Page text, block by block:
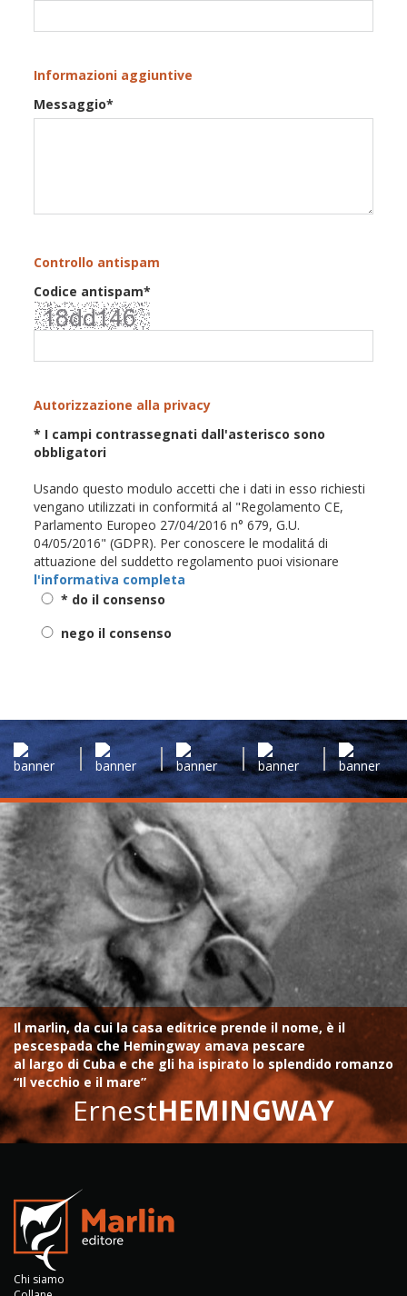
Informazioni aggiuntive
Messaggio*
Controllo antispam
Codice antispam*
Autorizzazione alla privacy
* I campi contrassegnati dall'asterisco sono
obbligatori
Usando questo modulo accetti che i dati in esso richiesti
vengano utilizzati in conformitá al "Regolamento CE,
Parlamento Europeo 27/04/2016 n° 679, G.U.
04/05/2016" (GDPR). Per conoscere le modalitá di
attuazione del suddetto regolamento puoi visionare
l'informativa completa
* do il consenso
nego il consenso
Il marlin, da cui la casa editrice prende il nome, è il
pescespada che Hemingway amava pescare
al largo di Cuba e che gli ha ispirato lo splendido romanzo
“Il vecchio e il mare”
ErnestHEMINGWAY
Chi siamo